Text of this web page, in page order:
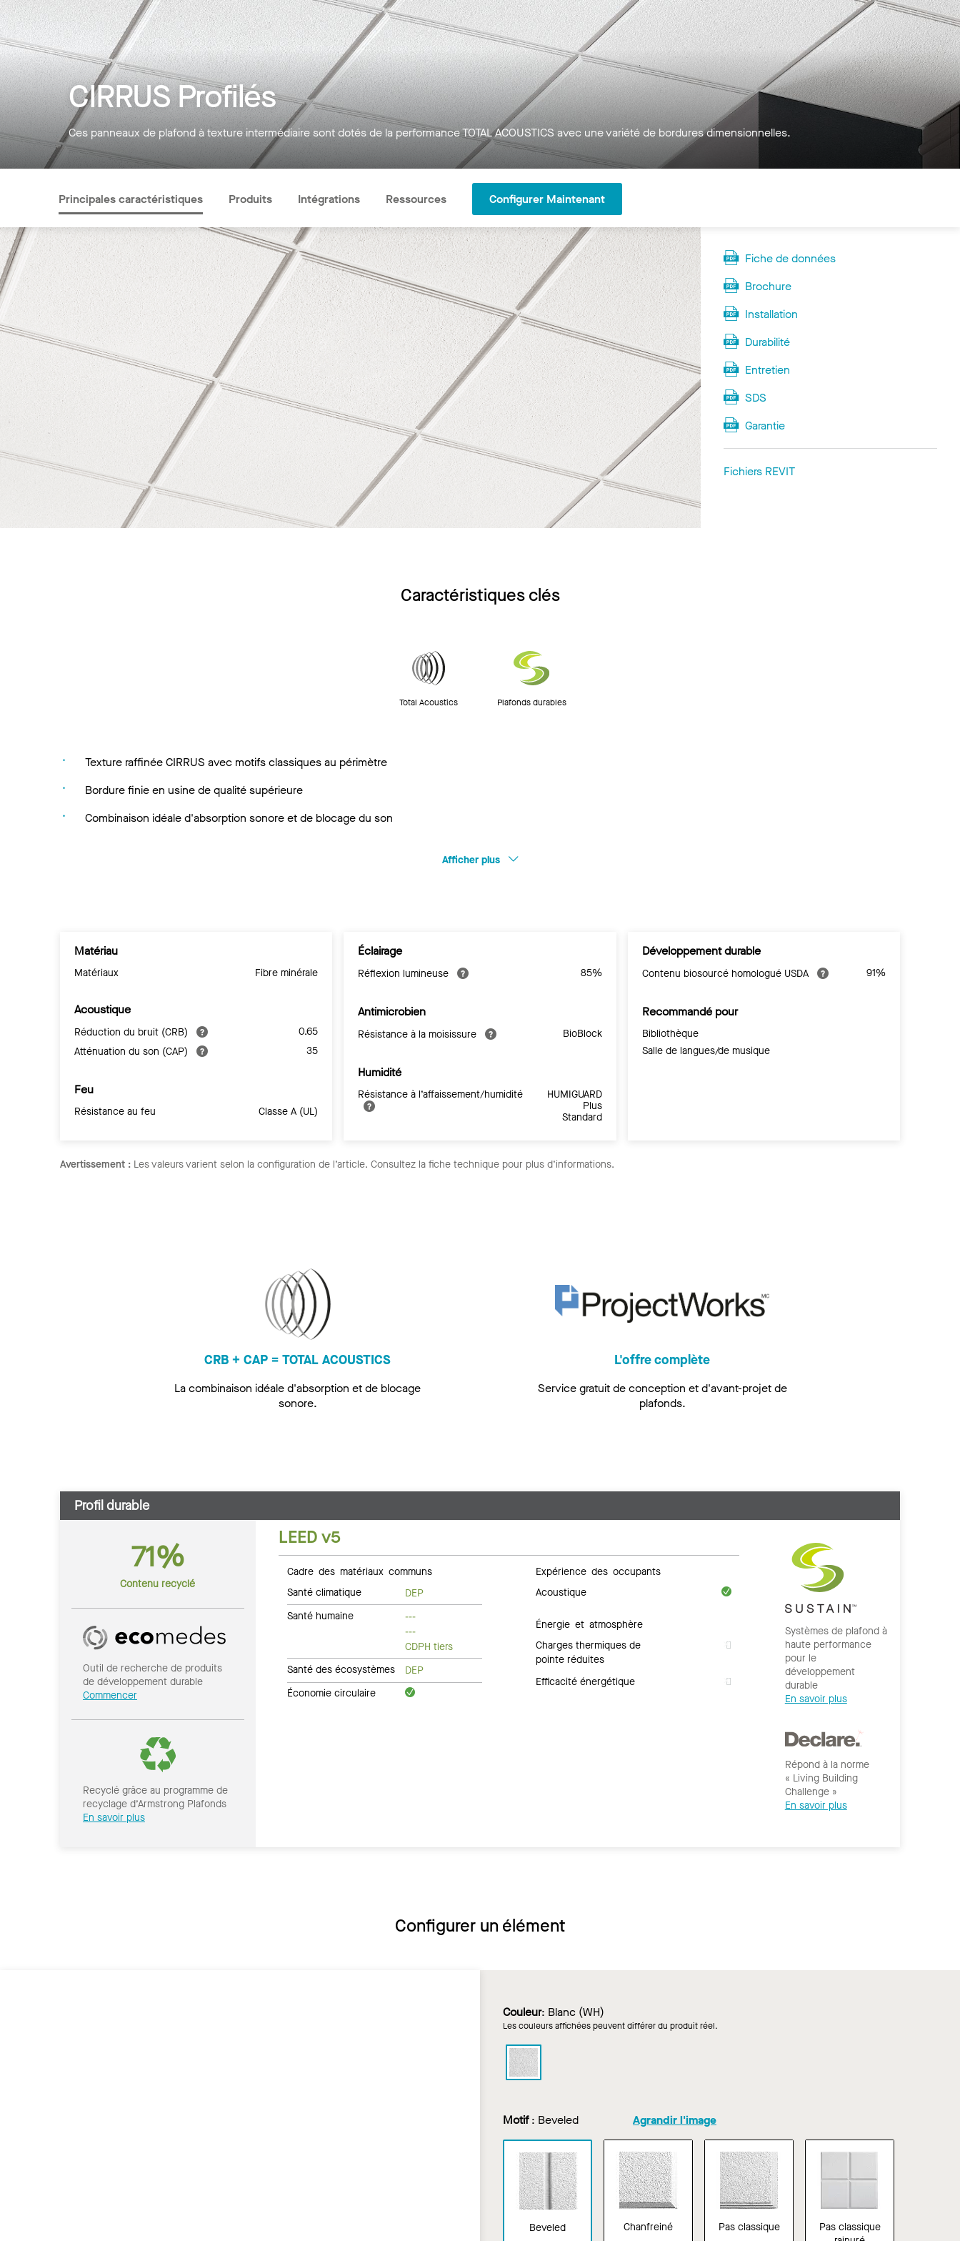
CIRRUS Profilés
Ces panneaux de plafond à texture intermédiaire sont dotés de la performance TOTAL ACOUSTICS avec une variété de bordures dimensionnelles.
Principales caractéristiques Produits Intégrations Ressources Configurer Maintenant
Fiche de données
Brochure
Installation
Durabilité
Entretien
SDS
Garantie
Fichiers REVIT
Caractéristiques clés
Total Acoustics Plafonds durables
Texture raffinée CIRRUS avec motifs classiques au périmètre
Bordure finie en usine de qualité supérieure
Combinaison idéale d'absorption sonore et de blocage du son
Afficher plus
Matériau
Matériaux Fibre minérale
Acoustique
Réduction du bruit (CRB)
0.65
Atténuation du son (CAP)
35
Feu
Résistance au feu Classe A (UL)
Éclairage
Réflexion lumineuse 85%
Antimicrobien
Résistance à la moisissure BioBlock
Humidité
Résistance à l’affaissement/humidité
HUMIGUARD
Plus
Standard
Développement durable
Contenu biosourcé homologué USDA 91%
Recommandé pour
Bibliothèque
Salle de langues/de musique
Avertissement : Les valeurs varient selon la configuration de l’article. Consultez la fiche technique pour plus d’informations.
CRB + CAP = TOTAL ACOUSTICS
La combinaison idéale d'absorption et de blocage
sonore.
L'offre complète
Service gratuit de conception et d'avant-projet de
plafonds.
Profil durable
71%
Contenu recyclé
Outil de recherche de produits
de développement durable
Commencer
Recyclé grâce au programme de
recyclage d’Armstrong Plafonds
En savoir plus
LEED v5
Cadre des matériaux communs
Santé climatique
DEP
Santé humaine
---
---
CDPH tiers
Santé des écosystèmes
DEP
Économie circulaire
Expérience des occupants
Acoustique
Énergie et atmosphère
Charges thermiques de
pointe réduites
Efficacité énergétique
Systèmes de plafond à
haute performance
pour le
développement
durable
En savoir plus
Répond à la norme
« Living Building
Challenge »
En savoir plus
Configurer un élément
Couleur: Blanc (WH)
Les couleurs affichées peuvent différer du produit réel.
Motif : Beveled Agrandir l'image
Beveled Chanfreiné Pas classique
Pas classique